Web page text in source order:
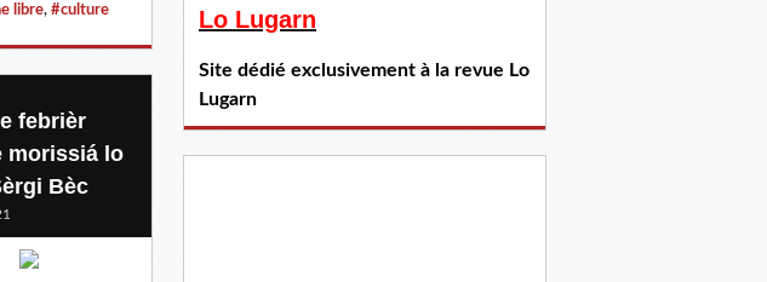
libre, #culture
febrièr
morissiá lo
Bèc
Lo Lugarn
Site dédié exclusivement à la revue Lo
Lugarn